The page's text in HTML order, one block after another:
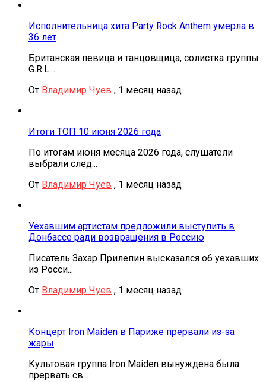
Исполнительница хита Party Rock Anthem умерла в
36 лет
Британская певица и танцовщица, солистка группы
G.R.L. ...
От Владимир Чуев , 1 месяц назад
Итоги ТОП 10 июня 2026 года
По итогам июня месяца 2026 года, слушатели
выбрали след...
От Владимир Чуев , 1 месяц назад
Уехавшим артистам предложили выступить в
Донбассе ради возвращения в Россию
Писатель Захар Прилепин высказался об уехавших
из Росси...
От Владимир Чуев , 1 месяц назад
Концерт Iron Maiden в Париже прервали из-за
жары
Культовая группа Iron Maiden вынуждена была
прервать св...